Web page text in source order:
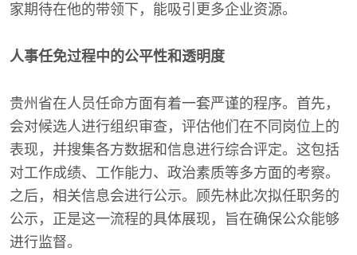
家期待在他的带领下，能吸引更多企业资源。
人事任免过程中的公平性和透明度
贵州省在人员任命方面有着一套严谨的程序。首先，
会对候选人进行组织审查，评估他们在不同岗位上的
表现，并搜集各方数据和信息进行综合评定。这包括
对工作成绩、工作能力、政治素质等多方面的考察。
之后，相关信息会进行公示。顾先林此次拟任职务的
公示，正是这一流程的具体展现，旨在确保公众能够
进行监督。